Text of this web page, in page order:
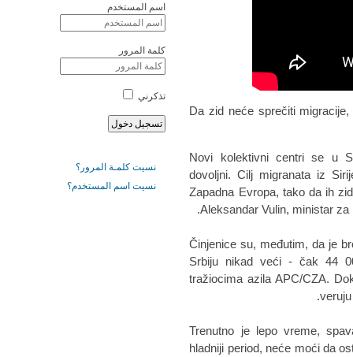
Da zid neće sprečiti
"Novi kolektivni centri se u
dovoljni. Cilj migranata iz
Zapadna Evropa, tako da ih
Aleksandar Vulin, ministar za
Činjenice su, međutim, da je
Srbiju nikad veći - čak 44
tražiocima azila APC/CZA.
"Trenutno je lepo vreme,
hladniji period, neće moći da
اسم المستخدم
كلمة المرور
تذكرني
نسيت كلمـة المرور؟
نسيت اسم المستخدم؟